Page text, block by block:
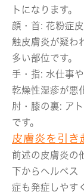
トになります。
顔・首: 花粉症
触皮膚炎が疑わ
多い部位です。
手・指: 水仕事
乾燥性湿疹が悪
肘・膝の裏: ア
です。
皮膚炎を引き
前述の皮膚炎の
下からヘルペ
症も発症しやす